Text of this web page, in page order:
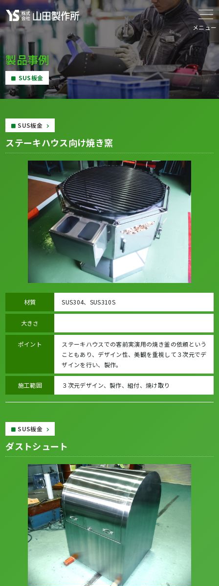
メニュー
製品事例
SUS板金
SUS板金
ステーキハウス向け焼き窯
材質 SUS304、SUS310S
大きさ
ポイント
ステーキハウスでの客前実演用の焼き釜の依頼という
こともあり、デザイン性、美観を重視して３次元でデ
ザインを行い、製作。
施工範囲 ３次元デザイン、製作、組付、焼け取り
SUS板金
ダストシュート